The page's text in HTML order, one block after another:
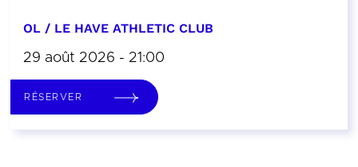
OL / LE HAVE ATHLETIC CLUB
29 août 2026 - 21:00
RÉSERVER